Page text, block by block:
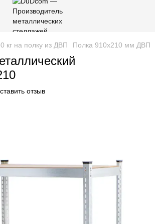
кг на полку из ДВП Полка 910х210 мм ДВП
отзыв